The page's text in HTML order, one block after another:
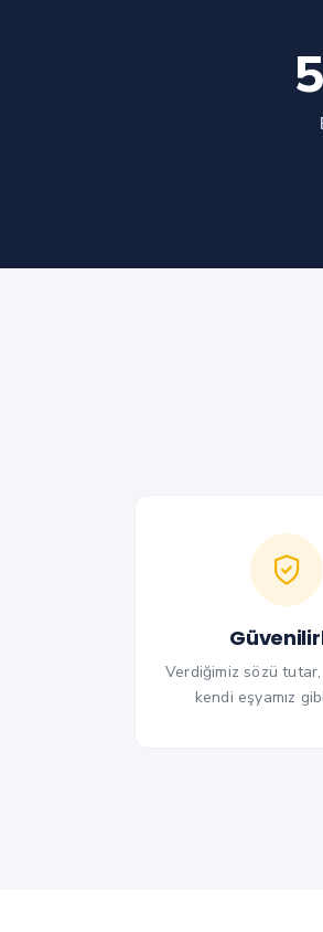
Verdiğimiz sözü tutar,
kendi eşyamız